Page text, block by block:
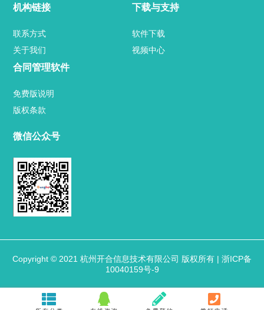
官方博客
关于我们
联系方式
热门标签 TAG
机构链接
联系方式 关于我们
免费版说明 版权条款
机构链接
联系方式
关于我们
下载与支持
软件下载
视频中心
合同管理软件
免费版说明
版权条款
微信公众号
Copyright © 2021 杭州开合信息技术有限公司 版权所有 | 浙ICP备
10040159号-9